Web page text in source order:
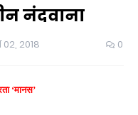
नंदवाना
2018 0
‘मानस’